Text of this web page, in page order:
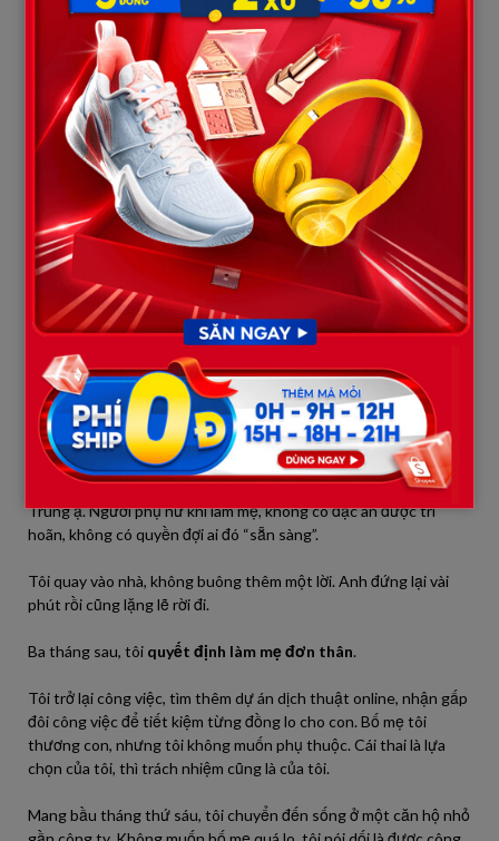
níu kéo, chỉ… muốn giải thích.
Tôi không ngăn, cũng không mời vào. Chúng tôi đứng ngoài sân,
giữa cái nắng tháng Sáu gay gắt.
– Anh xin lỗi vì không bảo vệ em hôm đó. Mọi chuyện xảy ra
nhanh quá, anh bị kẹt giữa hai bên, không biết phải làm gì.
– Thế nên anh chọn im lặng?
Anh cúi đầu.
Tôi nhìn thẳng vào anh – người đàn ông mà tôi từng yêu thương
đến tận cùng – và hỏi:
– Anh có từng nghĩ sẽ rời khỏi mẹ anh, rời khỏi cái “kế hoạch sự
nghiệp” mà bà ấy sắp sẵn, để sống cùng em và con không?
Anh không trả lời. Một lúc sau mới nói nhỏ:
– Anh cần thời gian.
Tôi bật cười.
– Em đang mang trong mình con anh. Thời gian không đợi đâu,
Trung ạ. Người phụ nữ khi làm mẹ, không có đặc ân được trì
hoãn, không có quyền đợi ai đó “sẵn sàng”.
Tôi quay vào nhà, không buông thêm một lời. Anh đứng lại vài
phút rồi cũng lặng lẽ rời đi.
Ba tháng sau, tôi quyết định làm mẹ đơn thân.
Tôi trở lại công việc, tìm thêm dự án dịch thuật online, nhận gấp
đôi công việc để tiết kiệm từng đồng lo cho con. Bố mẹ tôi
thương con, nhưng tôi không muốn phụ thuộc. Cái thai là lựa
chọn của tôi, thì trách nhiệm cũng là của tôi.
Mang bầu tháng thứ sáu, tôi chuyển đến sống ở một căn hộ nhỏ